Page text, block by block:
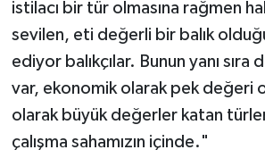
istilacı bir tür olmasına rağmen
sevilen, eti değerli bir balık
ediyor balıkçılar. Bunun yanı sıra
var, ekonomik olarak pek değeri
olarak büyük değerler katan
çalışma sahamızın içinde."